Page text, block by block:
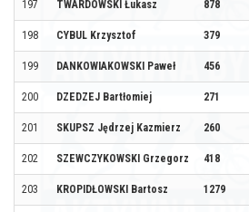
197 TWARDOWSKI Łukasz 878
198 CYBUL Krzysztof 379
199 DANKOWIAKOWSKI Paweł 456
200 DZEDZEJ Bartłomiej 271
201 SKUPSZ Jędrzej Kazmierz 260
202 SZEWCZYKOWSKI Grzegorz 418
203 KROPIDŁOWSKI Bartosz 1279